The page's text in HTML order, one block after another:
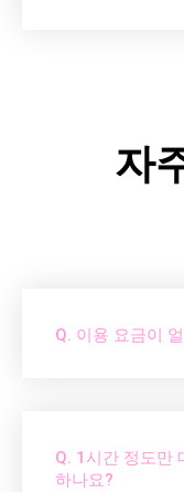
자
Q. 이용 요금이
Q. 1시간 정도만
하나요?